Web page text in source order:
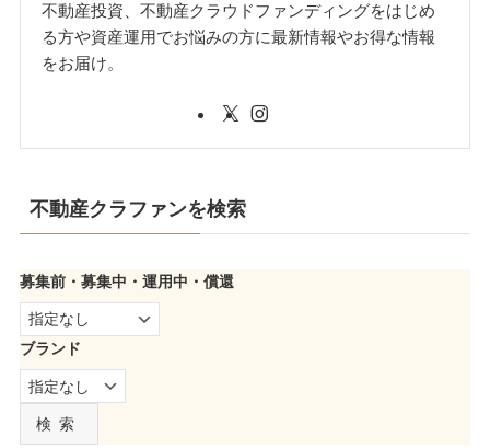
不動産投資、不動産クラウドファンディングをはじめ
る方や資産運用でお悩みの方に最新情報やお得な情報
をお届け。
不動産クラファンを検索
募集前・募集中・運用中・償還
ブランド
検索